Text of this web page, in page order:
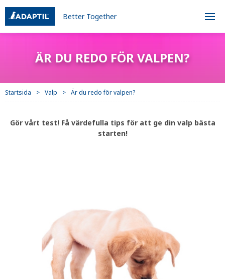
Better Together
ÄR DU REDO FÖR VALPEN?
Startsida Valp Är du redo för valpen?
Gör vårt test! Få värdefulla tips för att ge din valp bästa
starten!